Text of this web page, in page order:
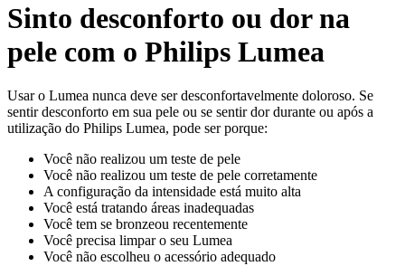
Sinto desconforto ou dor na
pele com o Philips Lumea
Usar o Lumea nunca deve ser desconfortavelmente doloroso. Se
sentir desconforto em sua pele ou se sentir dor durante ou após a
utilização do Philips Lumea, pode ser porque:
Você não realizou um teste de pele
Você não realizou um teste de pele corretamente
A configuração da intensidade está muito alta
Você está tratando áreas inadequadas
Você tem se bronzeou recentemente
Você precisa limpar o seu Lumea
Você não escolheu o acessório adequado